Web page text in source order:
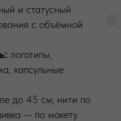
и статусный
с объёмной
логотипы,
капсульные
до 45 см; нити по
— по макету.